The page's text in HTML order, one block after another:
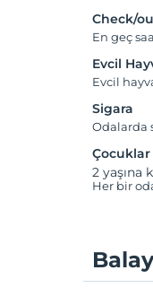
Check/
En geç
Evcil
Evcil
Sigara
Odalarda
Çocuklar
2 yaşına
Her bir